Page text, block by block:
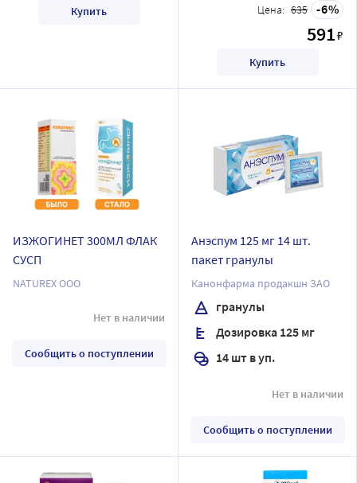
Купить Цена: 635 6
591₽
Купить
ИЗЖОГИНЕТ 300МЛ ФЛАК
СУСП
NATUREX OOO
Нет в наличии
Сообщить о поступлении
Анэспум 125 мг 14 шт.
пакет гранулы
Канонфарма продакшн ЗАО
гранулы
Дозировка 125 мг
14 шт в уп.
Нет в наличии
Сообщить о поступлении